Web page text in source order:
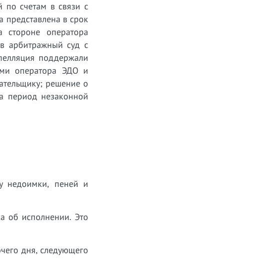
по счетам в связи с
в срок
стороне оператора
арбитражный суд с
поддержали
оператора ЭДО и
решение о
период незаконной
недоимки, пеней и
об исполнении. Это
дня, следующего